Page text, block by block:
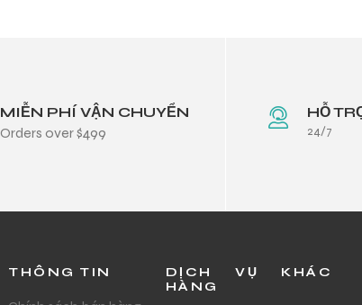
MIỄN PHÍ VẬN CHUYỂN
Orders over $499
HỖ
24/7
THÔNG TIN
DỊCH VỤ KHÁC
HÀNG